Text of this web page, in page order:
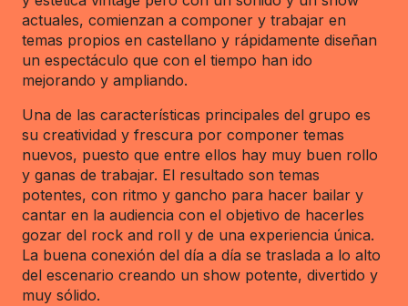
actuales, comienzan a componer y trabajar en
temas propios en castellano y rápidamente diseñan
un espectáculo que con el tiempo han ido
mejorando y ampliando.
Una de las características principales del grupo es
su creatividad y frescura por componer temas
nuevos, puesto que entre ellos hay muy buen rollo
y ganas de trabajar. El resultado son temas
potentes, con ritmo y gancho para hacer bailar y
cantar en la audiencia con el objetivo de hacerles
gozar del rock and roll y de una experiencia única.
La buena conexión del día a día se traslada a lo alto
del escenario creando un show potente, divertido y
muy sólido.